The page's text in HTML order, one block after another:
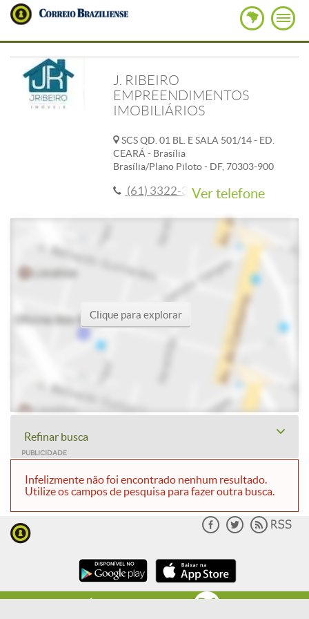
J. RIBEIRO
EMPREENDIMENTOS
IMOBILIÁRIOS
SCS QD. 01 BL. E SALA 501/14 - ED.
CEARÁ - Brasília
Brasília/Plano Piloto - DF, 70303-900
(61) 3322-3443Ver telefone
Clique para explorar
Refinar busca
PUBLICIDADE
Infelizmente não foi encontrado nenhum resultado.
Utilize os campos de pesquisa para fazer outra busca.